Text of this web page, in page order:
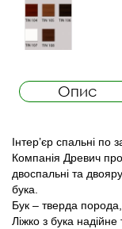
Опис
Інтер’єр спальні по
Компанія Древич
двоспальні та
бука.
Бук – тверда
Ліжко з бука